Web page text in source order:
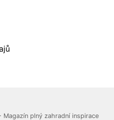
plný zahradní inspirace